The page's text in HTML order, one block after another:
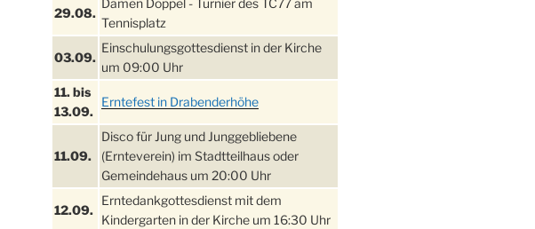
29.08.
Damen Doppel - Turnier des TC77 am
Tennisplatz
03.09.
Einschulungsgottesdienst in der Kirche
um 09:00 Uhr
11. bis
13.09.
Erntefest in Drabenderhöhe
11.09.
Disco für Jung und Junggebliebene
(Ernteverein) im Stadtteilhaus oder
Gemeindehaus um 20:00 Uhr
12.09.
Erntedankgottesdienst mit dem
Kindergarten in der Kirche um 16:30 Uhr